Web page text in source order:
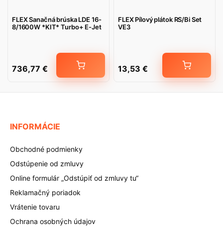
FLEX Sanačná brúska LDE 16-
8/1600W *KIT* Turbo+ E-Jet
736,77 €
FLEX Pílový plátok RS/Bi Set
VE3
13,53 €
INFORMÁCIE
Obchodné podmienky
Odstúpenie od zmluvy
Online formulár „Odstúpiť od zmluvy tu“
Reklamačný poriadok
Vrátenie tovaru
Ochrana osobných údajov